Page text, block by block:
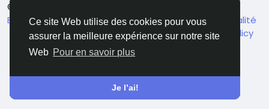
Ce site Web utilise des cookies pour vous
assurer la meilleure expérience sur notre site
Web Pour en savoir plus
Je l’ai!
© 2026 Live City In
Environ Conditions générale de vente Confidentialité
Shipping and delivery policy Refund and return policy
Contactez nous
Annuaire